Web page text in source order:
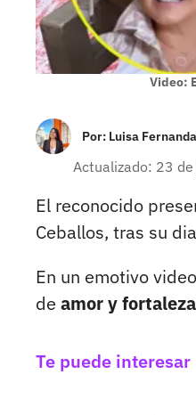
Video:
Por: Luisa
Actualizado: 23
El reconocido
Ceballos, tras su
En un emotivo
de amor y fortaleza
Te puede interesar